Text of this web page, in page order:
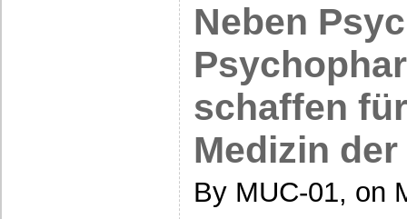
Neben
schaffen
Medizin
By MUC-01, on